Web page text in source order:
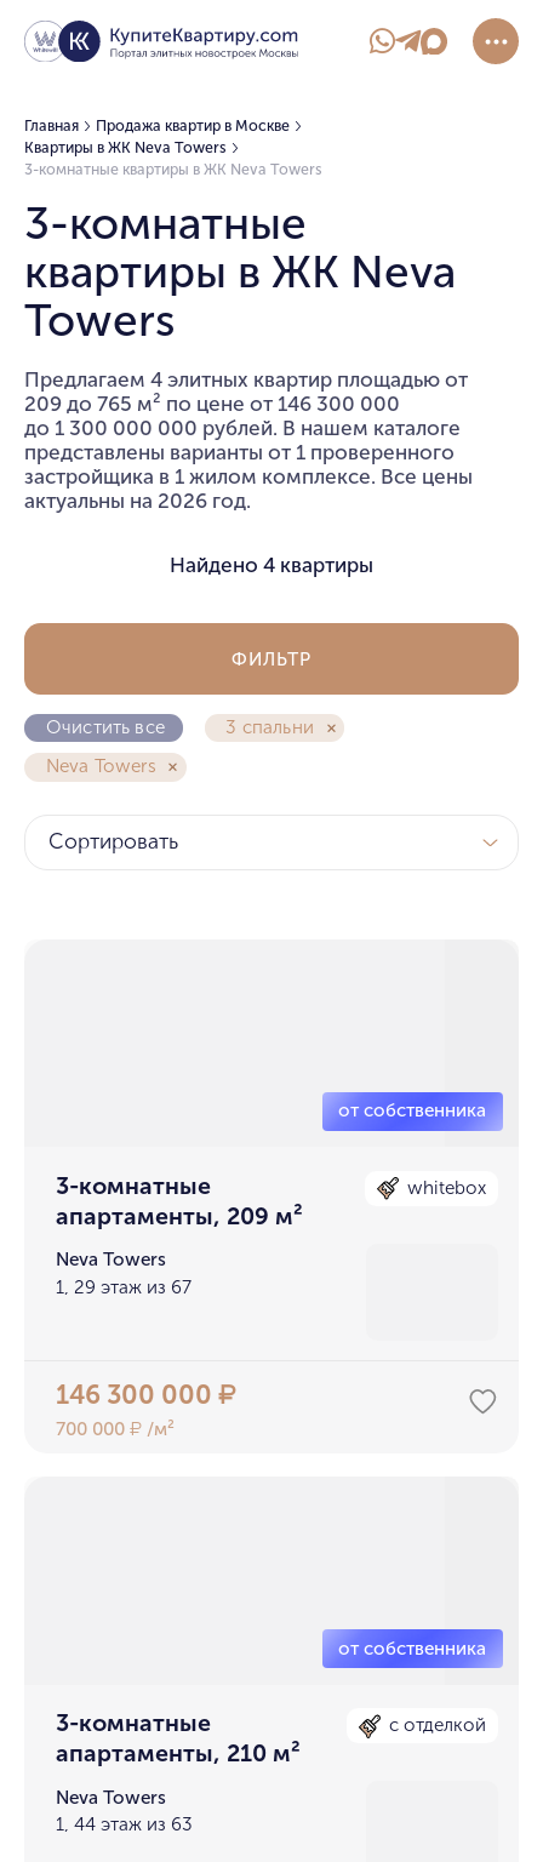
Главная
Продажа квартир в Москве
Квартиры в ЖК Neva Towers
3-комнатные квартиры в ЖК Neva Towers
3-комнатные
квартиры в ЖК Neva
Towers
Предлагаем 4 элитных квартир площадью от
209 до 765 м² по цене от 146 300 000
до 1 300 000 000 рублей. В нашем каталоге
представлены варианты от 1 проверенного
застройщика в 1 жилом комплексе. Все цены
актуальны на 2026 год.
Найдено 4 квартиры
Очистить все
3 спальни
Neva Towers
ФИЛЬТР
Сортировать
3-комнатные
апартаменты, 209 м²
whitebox
Neva Towers
1, 29 этаж из 67
146 300 000₽
700 000₽ /м²
3-комнатные
апартаменты, 210 м²
с отделкой
Neva Towers
1, 44 этаж из 63